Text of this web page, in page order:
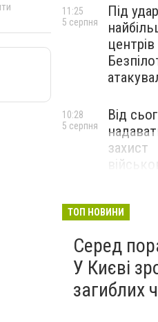
Під
11:25
5 серпня
Від
захист
10:28
5 серпня
ТОП НОВИНИ
Серед
У Києві
загиблих